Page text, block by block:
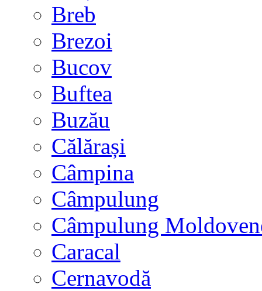
Breb
Brezoi
Bucov
Buftea
Buzău
Călărași
Câmpina
Câmpulung
Câmpulung
Caracal
Cernavodă